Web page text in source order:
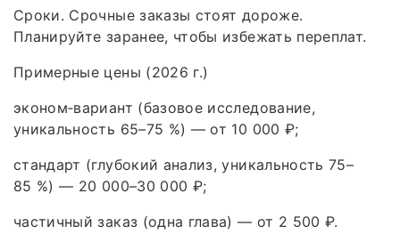
Сроки. Срочные заказы стоят дороже.
Планируйте заранее, чтобы избежать переплат.
Примерные цены (2026 г.)
эконом‑вариант (базовое исследование,
уникальность 65–75 %) — от 10 000 ₽;
стандарт (глубокий анализ, уникальность 75–
85 %) — 20 000–30 000 ₽;
частичный заказ (одна глава) — от 2 500 ₽.